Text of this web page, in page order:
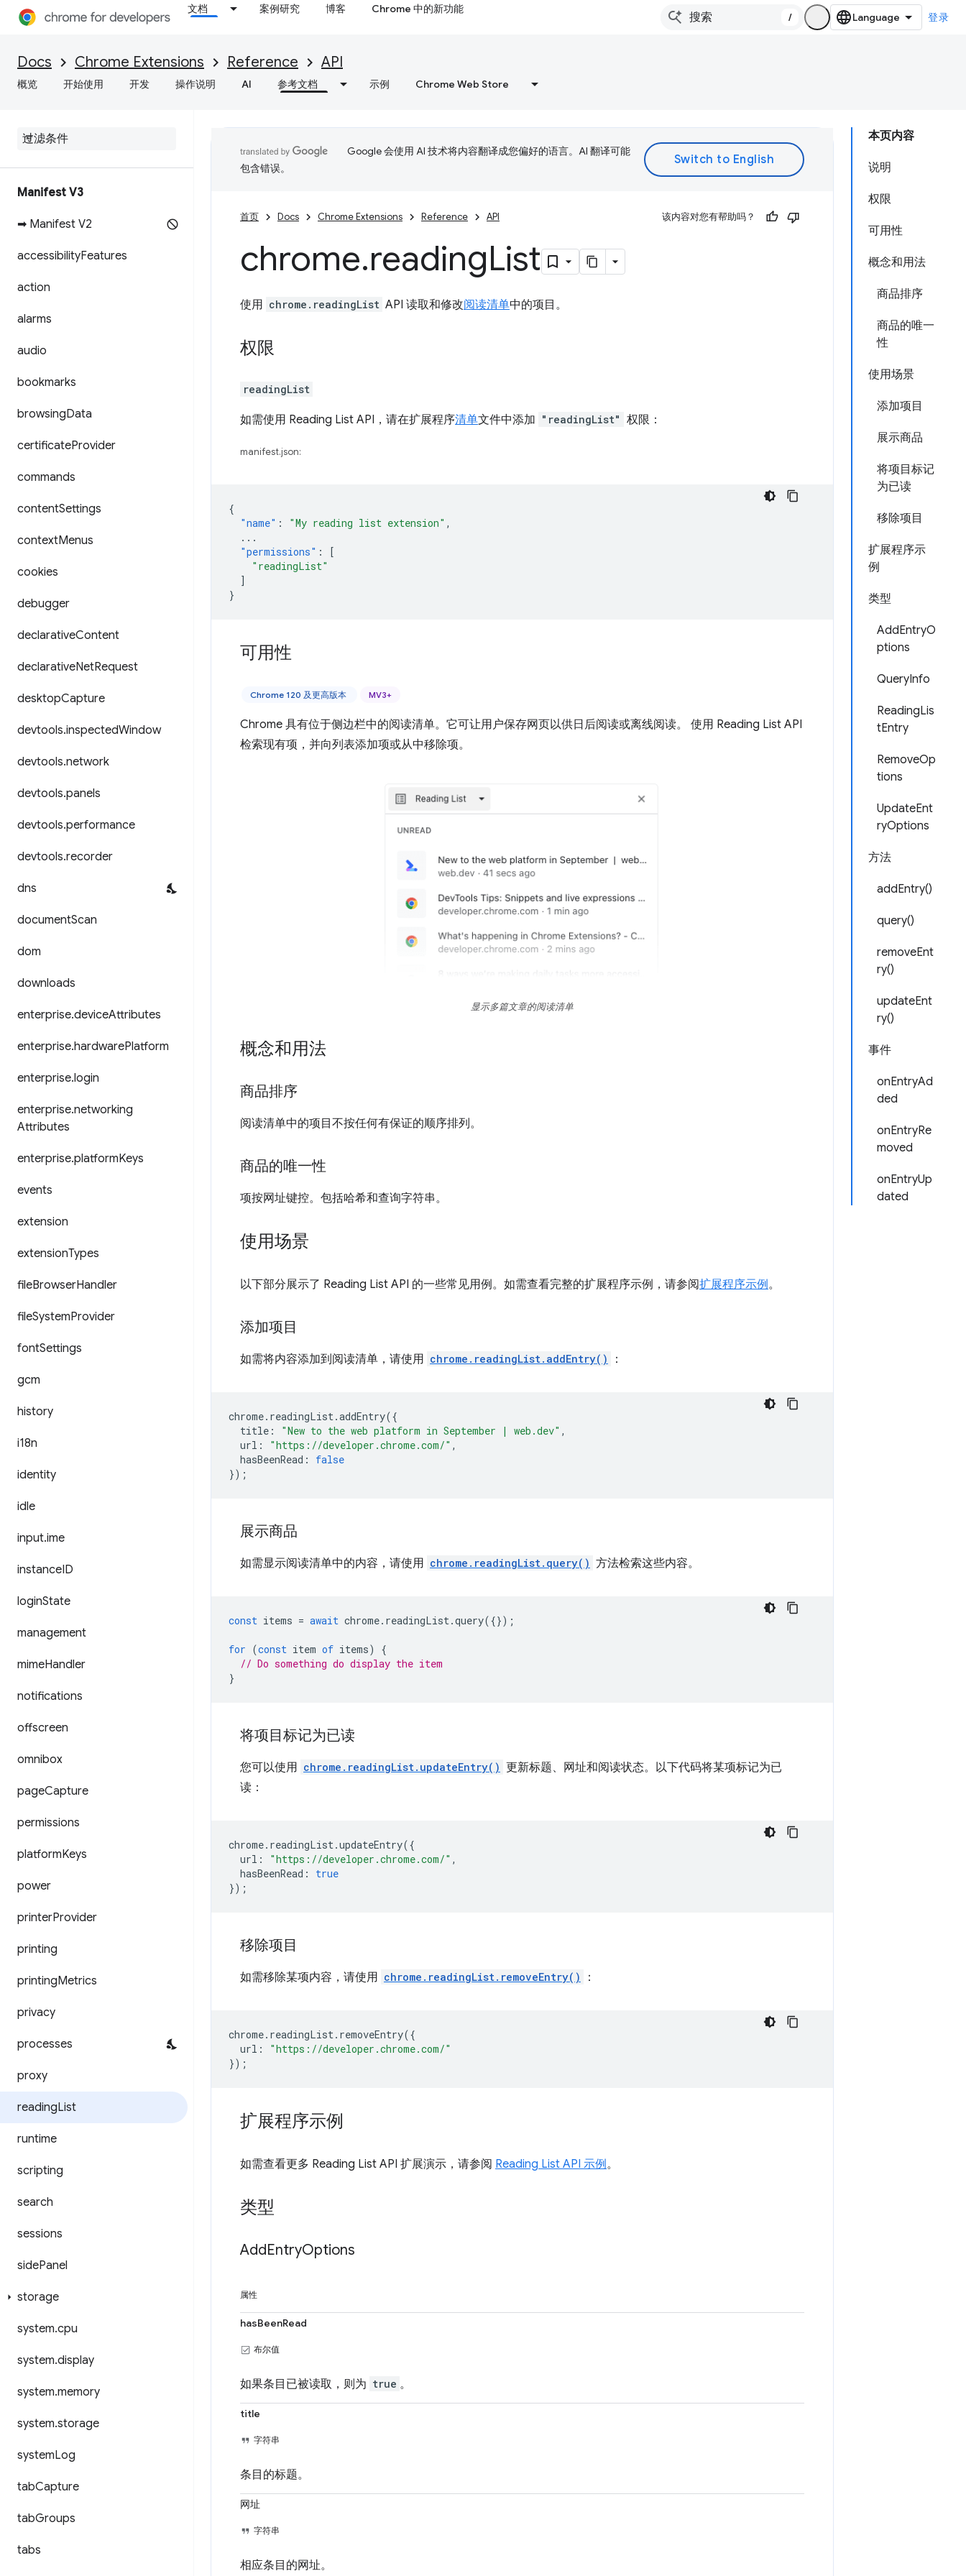
文档 案例研究 博客 Chrome 中的新功能
/ 登录
Docs Chrome Extensions Reference API
概览 开始使用 开发 操作说明 AI 参考文档 示例 Chrome Web Store
Manifest V3
➡ Manifest V2
accessibilityFeatures
action
alarms
audio
bookmarks
browsingData
certificateProvider
commands
contentSettings
contextMenus
cookies
debugger
declarativeContent
declarativeNetRequest
desktopCapture
devtools.inspectedWindow
devtools.network
devtools.panels
devtools.performance
devtools.recorder
dns
documentScan
dom
downloads
enterprise.deviceAttributes
enterprise.hardwarePlatform
enterprise.login
enterprise.networking
Attributes
enterprise.platformKeys
events
extension
extensionTypes
fileBrowserHandler
fileSystemProvider
fontSettings
gcm
history
i18n
identity
idle
input.ime
instanceID
loginState
management
mimeHandler
notifications
offscreen
omnibox
pageCapture
permissions
platformKeys
power
printerProvider
printing
printingMetrics
privacy
processes
proxy
readingList
runtime
scripting
search
sessions
sidePanel
storage
system.cpu
system.display
system.memory
system.storage
systemLog
tabCapture
tabGroups
tabs
本页内容
说明
权限
可用性
概念和用法
商品排序
商品的唯一
性
使用场景
添加项目
展示商品
将项目标记
为已读
移除项目
扩展程序示
例
类型
AddEntryO
ptions
QueryInfo
ReadingLis
tEntry
RemoveOp
tions
UpdateEnt
ryOptions
方法
addEntry()
query()
removeEnt
ry()
updateEnt
ry()
事件
onEntryAd
ded
onEntryRe
moved
onEntryUp
dated
Google 会使用 AI 技术将内容翻译成您偏好的语言。AI 翻译可能
包含错误。
首页 Docs Chrome Extensions Reference API 该内容对您有帮助吗？
chrome.readingList
使用 chrome.readingList API 读取和修改阅读清单中的项目。
权限
readingList
如需使用 Reading List API，请在扩展程序清单文件中添加 "readingList" 权限：
manifest.json:
{
"name" : "My reading list extension" ,
...
"permissions" :
[
"readingList"
]
}
可用性
Chrome 120 及更高版本 MV3+
Chrome 具有位于侧边栏中的阅读清单。它可让用户保存网页以供日后阅读或离线阅读。 使用 Reading List API
检索现有项，并向列表添加项或从中移除项。
显示多篇文章的阅读清单
概念和用法
商品排序
阅读清单中的项目不按任何有保证的顺序排列。
商品的唯一性
项按网址键控。包括哈希和查询字符串。
使用场景
以下部分展示了 Reading List API 的一些常见用例。如需查看完整的扩展程序示例，请参阅扩展程序示例。
添加项目
如需将内容添加到阅读清单，请使用 chrome.readingList.addEntry() ：
chrome. readingList .addEntry({
title : "New to the web platform in September | web.dev" ,
url : "https://developer.chrome.com/" ,
hasBeenRead :
false
});
展示商品
如需显示阅读清单中的内容，请使用 chrome.readingList.query() 方法检索这些内容。
const items = await chrome. readingList .query({});
for (const item of items)
{
// Do something do display the item
}
将项目标记为已读
您可以使用 chrome.readingList.updateEntry() 更新标题、网址和阅读状态。以下代码将某项标记为已
读：
chrome. readingList .updateEntry({
url : "https://developer.chrome.com/" ,
hasBeenRead :
true
});
移除项目
如需移除某项内容，请使用 chrome.readingList.removeEntry() ：
chrome. readingList . removeEntry({
url :
"https://developer.chrome.com/"
});
扩展程序示例
如需查看更多 Reading List API 扩展演示，请参阅 Reading List API 示例。
类型
AddEntryOptions
属性
hasBeenRead
布尔值
如果条目已被读取，则为 true 。
title
字符串
条目的标题。
网址
字符串
相应条目的网址。